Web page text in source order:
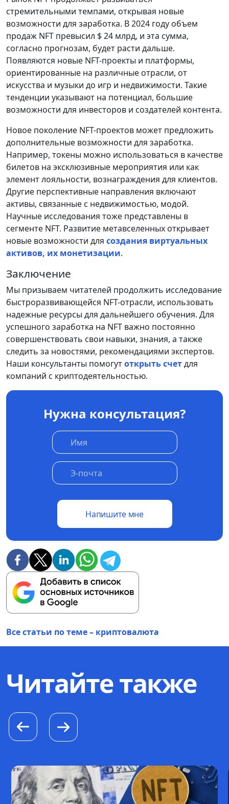
стремительными темпами, открывая новые
возможности для заработка. В 2024 году объем
продаж NFT превысил $ 24 млрд, и эта сумма,
согласно прогнозам, будет расти дальше.
Появляются новые NFT-проекты и платформы,
ориентированные на различные отрасли, от
искусства и музыки до игр и недвижимости. Такие
тенденции указывают на потенциал, большие
возможности для инвесторов и создателей контента.
Новое поколение NFT-проектов может предложить
дополнительные возможности для заработка.
Например, токены можно использоваться в качестве
билетов на эксклюзивные мероприятия или как
элемент лояльности, вознаграждения для клиентов.
Другие перспективные направления включают
активы, связанные с недвижимостью, модой.
Научные исследования тоже представлены в
сегменте NFT. Развитие метавселенных открывает
новые возможности для создания виртуальных
активов, их монетизации.
Заключение
Мы призываем читателей продолжить исследование
быстроразвивающейся NFT-отрасли, использовать
надежные ресурсы для дальнейшего обучения. Для
успешного заработка на NFT важно постоянно
совершенствовать свои навыки, знания, а также
следить за новостями, рекомендациями экспертов.
Наши консультанты помогутоткрыть счетдля
компаний с криптодеятельностью.
Нужна консультация?
Напишите мне
Все статьи по теме – криптовалюта
Читайте также